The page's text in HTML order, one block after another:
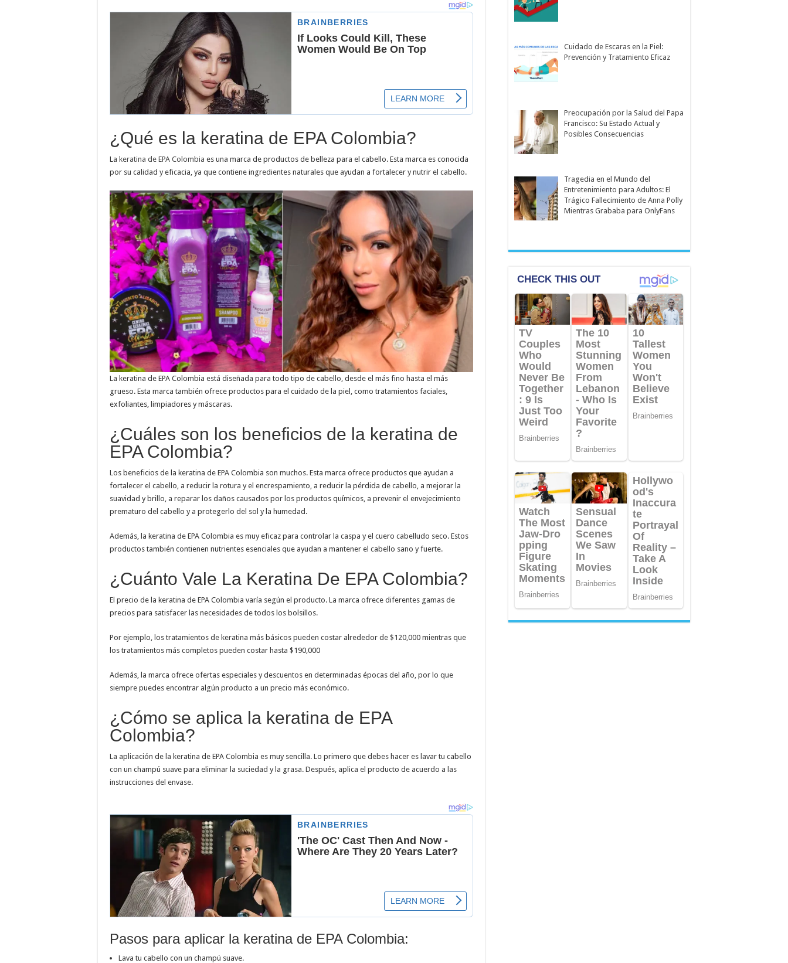
¿Qué es la keratina de EPA Colombia?
La keratina de EPA Colombia es una marca de productos de belleza para el cabello. Esta marca es conocida
por su calidad y eficacia, ya que contiene ingredientes naturales que ayudan a fortalecer y nutrir el cabello.
La keratina de EPA Colombia está diseñada para todo tipo de cabello, desde el más fino hasta el más
grueso. Esta marca también ofrece productos para el cuidado de la piel, como tratamientos faciales,
exfoliantes, limpiadores y máscaras.
¿Cuáles son los beneficios de la keratina de
EPA Colombia?
Los beneficios de la keratina de EPA Colombia son muchos. Esta marca ofrece productos que ayudan a
fortalecer el cabello, a reducir la rotura y el encrespamiento, a reducir la pérdida de cabello, a mejorar la
suavidad y brillo, a reparar los daños causados por los productos químicos, a prevenir el envejecimiento
prematuro del cabello y a protegerlo del sol y la humedad.
Además, la keratina de EPA Colombia es muy eficaz para controlar la caspa y el cuero cabelludo seco. Estos
productos también contienen nutrientes esenciales que ayudan a mantener el cabello sano y fuerte.
¿Cuánto Vale La Keratina De EPA Colombia?
El precio de la keratina de EPA Colombia varía según el producto. La marca ofrece diferentes gamas de
precios para satisfacer las necesidades de todos los bolsillos.
Por ejemplo, los tratamientos de keratina más básicos pueden costar alrededor de $120,000 mientras que
los tratamientos más completos pueden costar hasta $190,000
Además, la marca ofrece ofertas especiales y descuentos en determinadas épocas del año, por lo que
siempre puedes encontrar algún producto a un precio más económico.
¿Cómo se aplica la keratina de EPA
Colombia?
La aplicación de la keratina de EPA Colombia es muy sencilla. Lo primero que debes hacer es lavar tu cabello
con un champú suave para eliminar la suciedad y la grasa. Después, aplica el producto de acuerdo a las
instrucciones del envase.
Pasos para aplicar la keratina de EPA Colombia:
Lava tu cabello con un champú suave.
Cuidado de Escaras en la Piel:
Prevención y Tratamiento Eficaz
Preocupación por la Salud del Papa
Francisco: Su Estado Actual y
Posibles Consecuencias
Tragedia en el Mundo del
Entretenimiento para Adultos: El
Trágico Fallecimiento de Anna Polly
Mientras Grababa para OnlyFans